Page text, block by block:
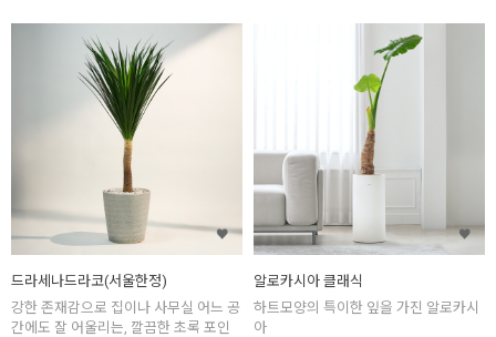
드라세나드라코(서울한정)
강한 존재감으로 집이나 사무실 어느 공
간에도 잘 어울리는, 깔끔한 초록 포인
알로카시아 클래식
하트모양의 특이한 잎을 가진 알로카시
아